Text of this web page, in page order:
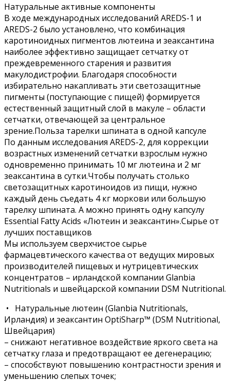
Натуральные активные компоненты
В ходе международных исследований AREDS-1 и
AREDS-2 было установлено, что комбинация
каротиноидных пигментов лютеина и зеаксантина
наиболее эффективно защищает сетчатку от
преждевременного старения и развития
макулодистрофии. Благодаря способности
избирательно накапливать эти светозащитные
пигменты (поступающие с пищей) формируется
естественный защитный слой в макуле – области
сетчатки, отвечающей за центральное
зрение.Польза тарелки шпината в одной капсуле
По данным исследования AREDS-2, для коррекции
возрастных изменений сетчатки взрослым нужно
одновременно принимать 10 мг лютеина и 2 мг
зеаксантина в сутки.Чтобы получать столько
светозащитных каротиноидов из пищи, нужно
каждый день съедать 4 кг моркови или большую
тарелку шпината. А можно принять одну капсулу
Essential Fatty Acids «Лютеин и зеаксантин».Сырье от
лучших поставщиков
Мы используем сверхчистое сырье
фармацевтического качества от ведущих мировых
производителей пищевых и нутрицевтических
концентратов – ирландской компании Glanbia
Nutritionals и швейцарской компании DSM Nutritional.
• Натуральные лютеин (Glanbia Nutritionals,
Ирландия) и зеаксантин OptiSharp™ (DSM Nutritional,
Швейцария)
– снижают негативное воздействие яркого света на
сетчатку глаза и предотвращают ее дегенерацию;
– способствуют повышению контрастности зрения и
уменьшению слепых точек;